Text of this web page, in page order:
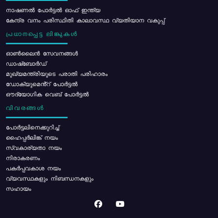
നാഷണൽ പോർട്ടൽ ഓഫ് ഇന്ത്യ
കേന്ദ്ര വനം പരിസ്ഥിതി കാലാവസ്ഥ വ്യതിയാന വകുപ്പ്
പ്രധാനപ്പെട്ട ലിങ്കുകൾ
ഓൺലൈൻ സേവനങ്ങൾ
ഡാഷ്ബോർഡ്
മുഖ്യമന്ത്രിയുടെ പരാതി പരിഹാരം
ഡോക്യുമെൻ്റ് പോർട്ടൽ
ഔദ്യോഗിക വെബ് പോർട്ടൽ
വിവരങ്ങൾ
പോര്‍ട്ടലിനെക്കുറിച്ച്
ഹൈപ്പർലിങ്ക് നയം
സ്വകാര്യതാ നയം
നിരാകരണം
പകർപ്പവകാശ നയം
വ്യവസ്ഥകളും നിബന്ധനകളും
സഹായം